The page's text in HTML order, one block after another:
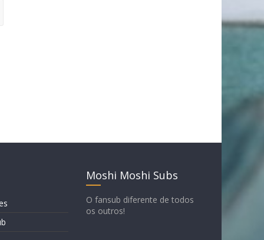
Moshi Moshi Subs
O fansub diferente de todos
os outros!